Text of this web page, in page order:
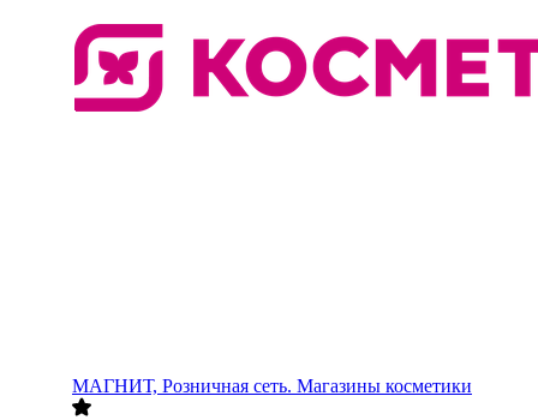
МАГНИТ, Розничная сеть. Магазины косметики